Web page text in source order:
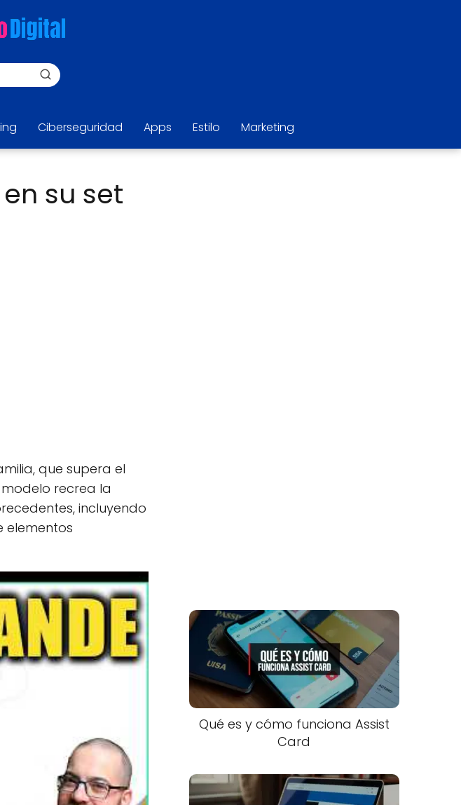
Ciberseguridad Apps Estilo Marketing
su set
que supera el
modelo recrea la
incluyendo
elementos
Qué es y cómo funciona Assist
Card